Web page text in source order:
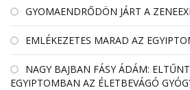
GYOMAENDRŐDÖN JÁRT A
EMLÉKEZETES MARAD AZ
NAGY BAJBAN FÁSY ÁDÁM:
EGYIPTOMBAN AZ ÉLETBEVÁGÓ